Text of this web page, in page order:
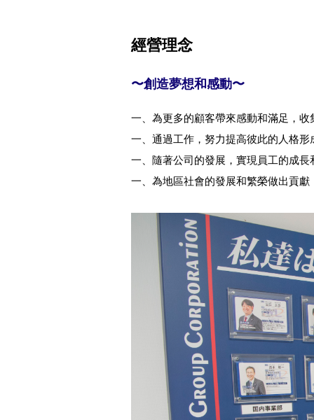
經營理念
〜創造夢想和感動〜
一、為更多的顧客帶來感動和滿足，收
一、通過工作，努力提高彼此的人格形
一、隨著公司的發展，實現員工的成長
一、為地區社會的發展和繁榮做出貢獻